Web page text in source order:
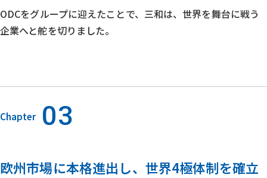
ODCをグループに迎えたことで、三和は、世界を舞台に戦う
企業へと舵を切りました。
Chapter 03
欧州市場に本格進出し、世界4極体制を確立